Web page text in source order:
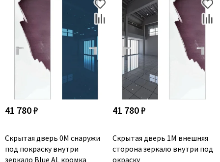
41 780 ₽
Скрытая дверь 0M снаружи
под покраску внутри
зеркало Blue AL кромка
41 780 ₽
Скрытая дверь 1M внешняя
сторона зеркало внутри под
окраску